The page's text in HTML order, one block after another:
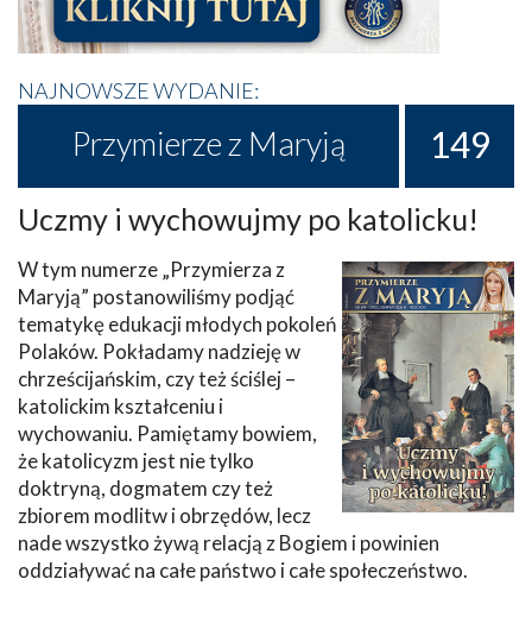
NAJNOWSZE WYDANIE:
Przymierze z Maryją 149
Uczmy i wychowujmy po katolicku!
W tym numerze „Przymierza z
Maryją” postanowiliśmy podjąć
tematykę edukacji młodych pokoleń
Polaków. Pokładamy nadzieję w
chrześcijańskim, czy też ściślej –
katolickim kształceniu i
wychowaniu. Pamiętamy bowiem,
że katolicyzm jest nie tylko
doktryną, dogmatem czy też
zbiorem modlitw i obrzędów, lecz
nade wszystko żywą relacją z Bogiem i powinien
oddziaływać na całe państwo i całe społeczeństwo.